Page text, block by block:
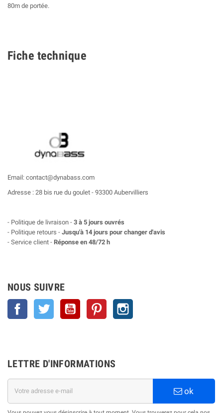
80m de portée.
Fiche technique
Email: contact@dynabass.com
Adresse : 28 bis rue du goulet - 93300 Aubervilliers
- Politique de livraison - 3 à 5 jours ouvrés
- Politique retours - Jusqu'à 14 jours pour changer d'avis
- Service client - Réponse en 48/72 h
NOUS SUIVRE
Facebook Twitter YouTube Pinterest
LETTRE D'INFORMATIONS
ok